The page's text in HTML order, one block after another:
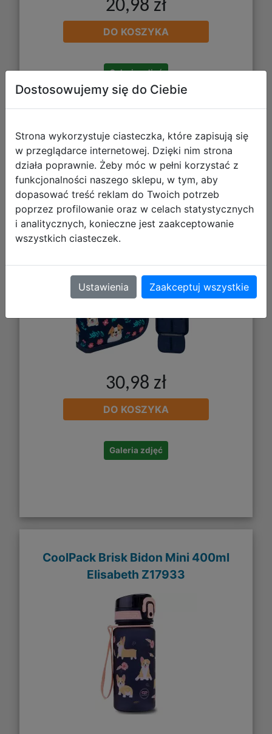
20,98 zł
DO KOSZYKA
Galeria zdjęć
AstraBag Piórnik AC1 Pojedynczy
Dwuklapkowy bez Wyposażenia Dear
Puppy 503026014
30,98 zł
DO KOSZYKA
Galeria zdjęć
CoolPack Brisk Bidon Mini 400ml
Elisabeth Z17933
Dostosowujemy się do Ciebie
Strona wykorzystuje ciasteczka, które zapisują się
w przeglądarce internetowej. Dzięki nim strona
działa poprawnie. Żeby móc w pełni korzystać z
funkcjonalności naszego sklepu, w tym, aby
dopasować treść reklam do Twoich potrzeb
poprzez profilowanie oraz w celach statystycznych
i analitycznych, konieczne jest zaakceptowanie
wszystkich ciasteczek.
Ustawienia Zaakceptuj wszystkie